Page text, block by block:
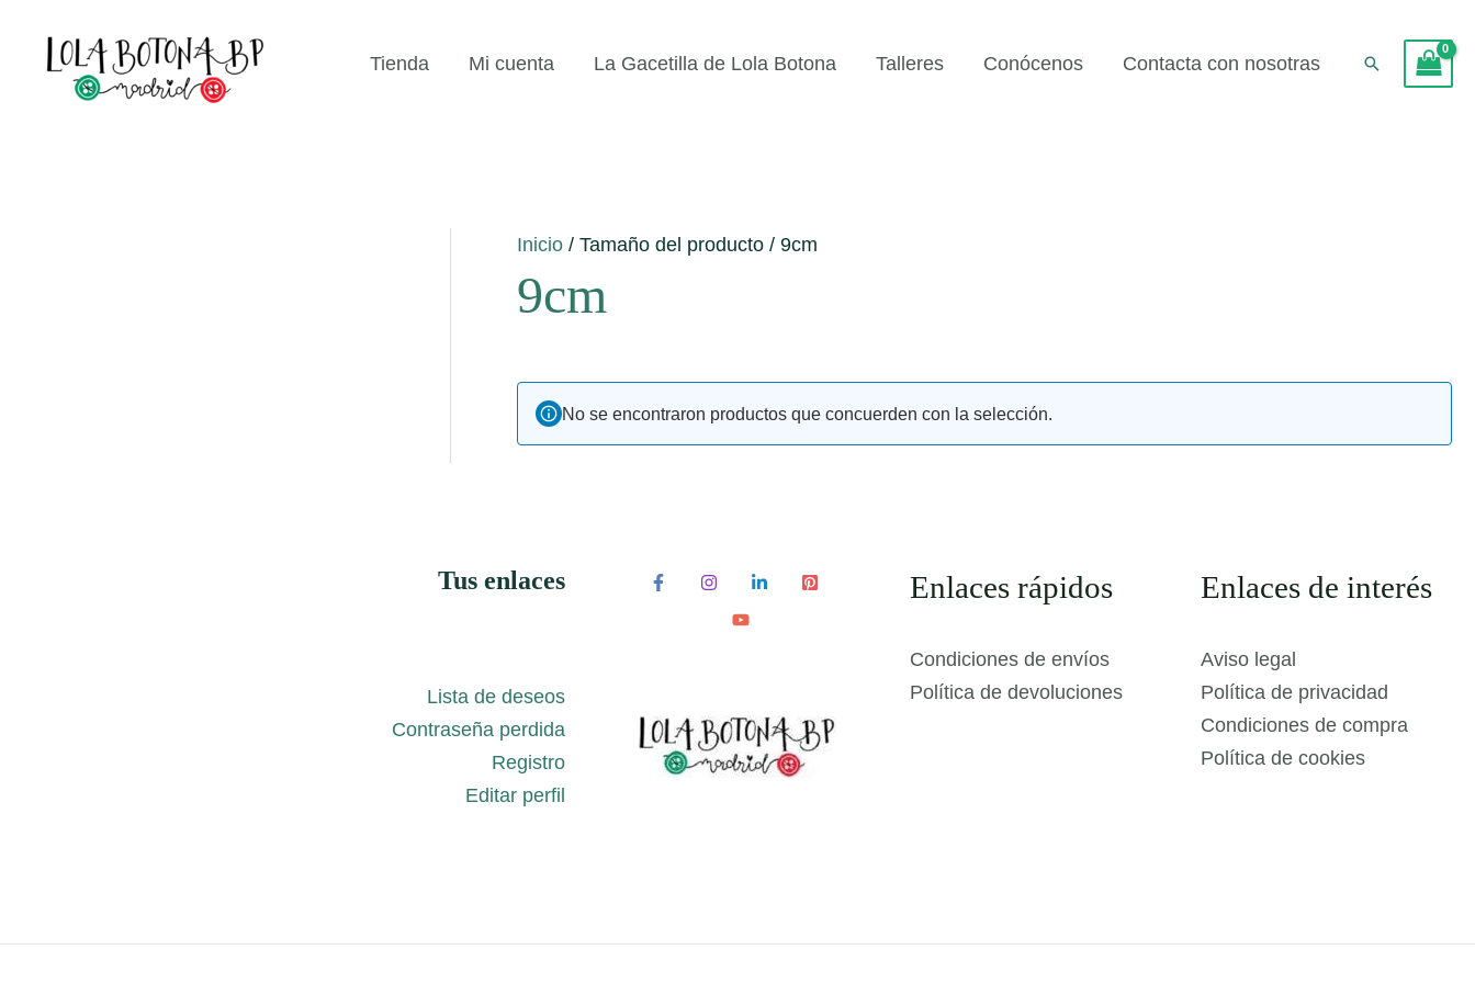
contenido
Tienda Mi cuenta La Gacetilla de Lola Botona Talleres Conócenos Contacta con nosotras Buscar
Inicio / Tamaño del producto / 9cm
9cm
No se encontraron productos que concuerden con la selección.
Tus enlaces
Lista de deseos
Contraseña perdida
Registro
Editar perfil
Enlaces rápidos
Condiciones de envíos
Política de devoluciones
Enlaces de interés
Aviso legal
Política de privacidad
Condiciones de compra
Política de cookies